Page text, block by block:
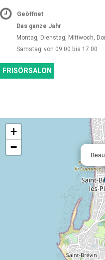
Geöffnet
Das ganze Jahr
Montag, Dienstag, Mittwoch,
Samstag von 09:00 bis 17:00
FRISÖRSALON
+
−